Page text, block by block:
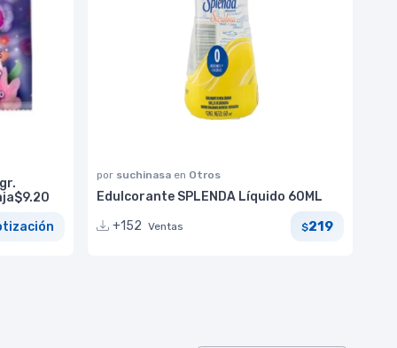
por suchinasa en Otros
Edulcorante SPLENDA Líquido 60ML
+152 Ventas $219